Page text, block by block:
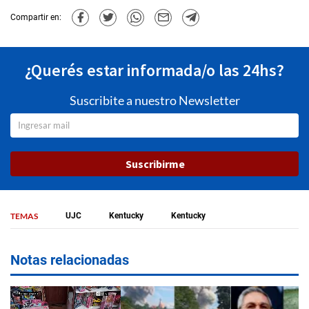
Compartir en:
¿Querés estar informada/o las 24hs?
Suscribite a nuestro Newsletter
Suscribirme
TEMAS UJC Kentucky Kentucky
Notas relacionadas